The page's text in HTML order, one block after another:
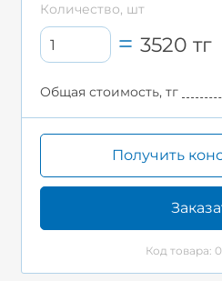
Количество, шт
3520тг
Общая стоимость, тг
Получить
Код товара: